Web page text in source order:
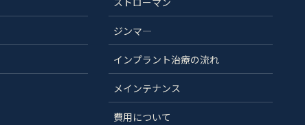
ジンマ―
インプラント治療の流れ
メインテナンス
費用について